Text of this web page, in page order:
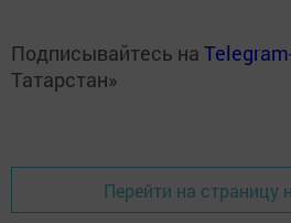
Подписывайтесь на
Татарстан»
Перейти на страницу